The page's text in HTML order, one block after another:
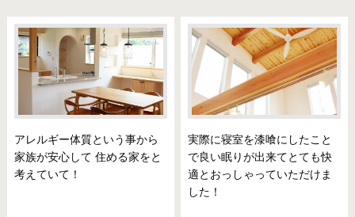
アレルギー体質という事から
家族が安心して 住める家をと
考えていて！
実際に寝室を漆喰にしたこと
で良い眠りが出来てとても快
適とおっしゃっていただけま
した！